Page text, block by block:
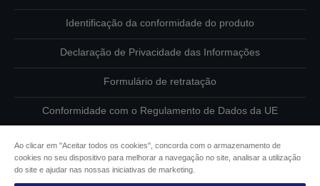
Identificação da conformidade do produto
Declaração de Privacidade das Informações
Formulário de retratação
Conformidade com o Regulamento de Dados da UE
Informações sobre cookies
Ao clicar em "Aceitar todos os cookies", concorda com o armazenamento de
cookies no seu dispositivo para melhorar a navegação no site, analisar a utilização
do site e ajudar nas nossas iniciativas de marketing.